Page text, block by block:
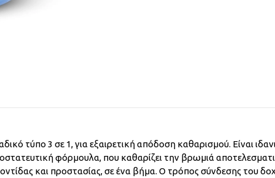
τύπο 3 σε 1, για εξαιρετική απόδοση καθαρισμού. Είναι
φόρμουλα, που καθαρίζει την βρωμιά
και προστασίας, σε ένα βήμα. Ο τρόπος σύνδεσης του